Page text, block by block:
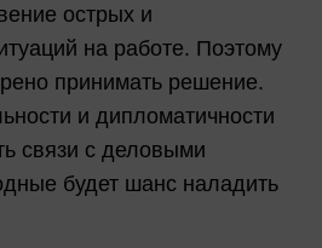
острых и
на работе. Поэтому
принимать решение.
и дипломатичности
связи с деловыми
будет шанс наладить